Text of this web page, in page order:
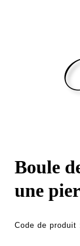
Boule
une
Code de produit